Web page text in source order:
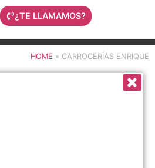
¿TE LLAMAMOS?
HOME » CARROCERÍAS ENRIQUE